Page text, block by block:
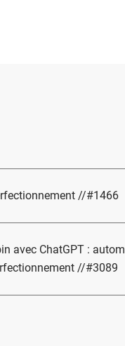
//#1466
avec ChatGPT :
//#3089